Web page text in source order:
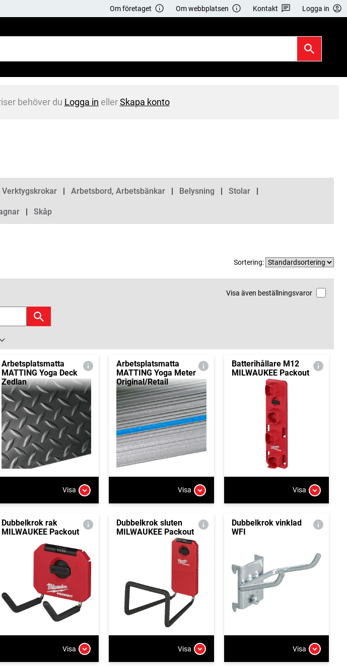
Om företaget Om webbplatsen Kontakt Logga in
behöver du Logga in ellerSkapa konto
Arbetsbord, Arbetsbänkar Belysning Stolar
Skåp
Sortering:
Visa även beställningsvaror
Arbetsplatsmatta
MATTING Yoga Deck
Zedlan
Visa
Arbetsplatsmatta
MATTING Yoga Meter
Original/Retail
Visa
Batterihållare M12
MILWAUKEE Packout
Visa
Dubbelkrok rak
MILWAUKEE Packout
Visa
Dubbelkrok sluten
MILWAUKEE Packout
Visa
Dubbelkrok vinklad
WFI
Visa